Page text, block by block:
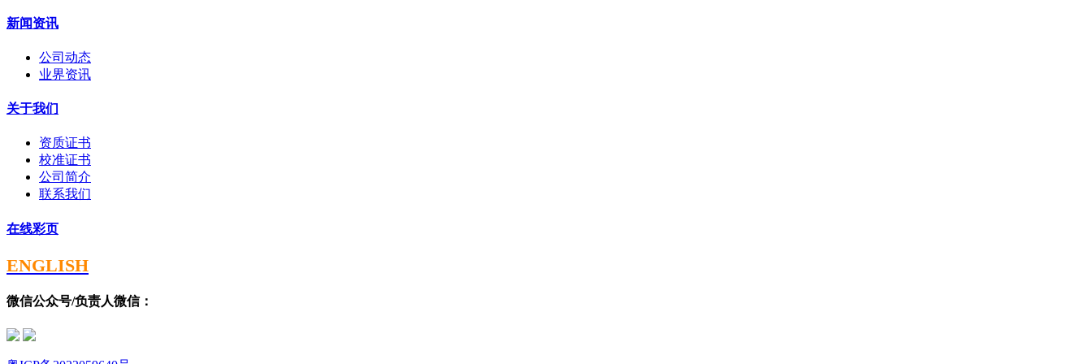
新闻资讯
公司动态
业界资讯
关于我们
资质证书
校准证书
公司简介
联系我们
在线彩页
ENGLISH
微信公众号/负责人微信：